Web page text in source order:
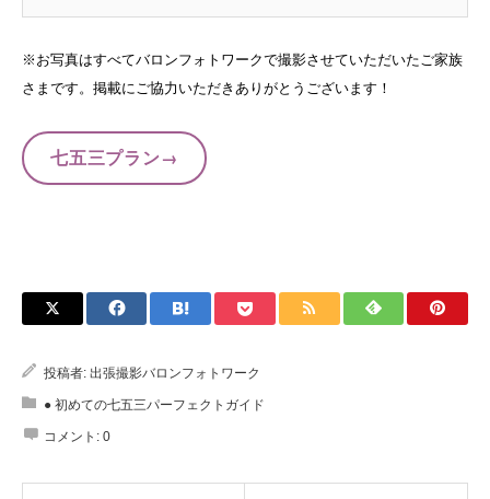
※お写真はすべてバロンフォトワークで撮影させていただいたご家族
さまです。掲載にご協力いただきありがとうございます！
七五三プラン→
投稿者: 出張撮影バロンフォトワーク
● 初めての七五三パーフェクトガイド
コメント: 0